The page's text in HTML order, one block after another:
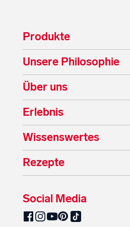
Produkte
Unsere Philosophie
Über uns
Erlebnis
Wissenswertes
Rezepte
Social Media
SalzburgMilch auf
SalzburgMilch auf
SalzburgMilch auf
SalzburgMilch
SalzburgMilch